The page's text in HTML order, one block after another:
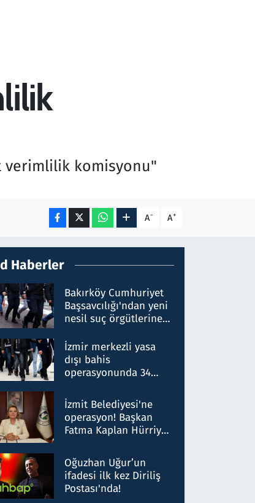
verimlilik komisyonu"
A- A+
Haberler
Bakırköy Cumhuriyet
Başsavcılığı'ndan yeni
nesil suç örgütlerine
hakkında gözaltı kararı
İzmir merkezli yasa
dışı bahis
operasyonunda 34
Milyar liralık para
trafiği tespit edildi
İzmit Belediyesi'ne
operasyon! Başkan
Fatma Kaplan Hürriyet
Oğuzhan Uğur’un
ifadesi ilk kez Diriliş
Postası'nda!